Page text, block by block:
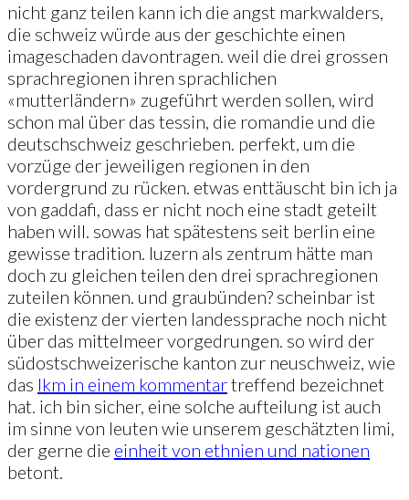
nicht ganz teilen kann ich die angst markwalders,
die schweiz würde aus der geschichte einen
imageschaden davontragen. weil die drei grossen
sprachregionen ihren sprachlichen
«mutterländern» zugeführt werden sollen, wird
schon mal über das tessin, die romandie und die
deutschschweiz geschrieben. perfekt, um die
vorzüge der jeweiligen regionen in den
vordergrund zu rücken. etwas enttäuscht bin ich ja
von gaddafi, dass er nicht noch eine stadt geteilt
haben will. sowas hat spätestens seit berlin eine
gewisse tradition. luzern als zentrum hätte man
doch zu gleichen teilen den drei sprachregionen
zuteilen können. und graubünden? scheinbar ist
die existenz der vierten landessprache noch nicht
über das mittelmeer vorgedrungen. so wird der
südostschweizerische kanton zur neuschweiz, wie
das lkm in einem kommentartreffend bezeichnet
hat. ich bin sicher, eine solche aufteilung ist auch
im sinne von leuten wie unserem geschätzten limi,
der gerne die einheit von ethnien und nationen
betont.